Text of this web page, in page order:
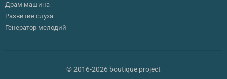
Драм машина
Развитие слуха
Генератор мелодий
© 2016-2026 boutique project